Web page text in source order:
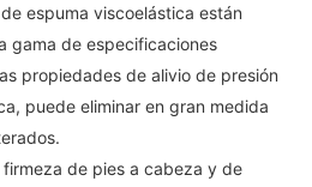
espuma viscoelástica están
gama de especificaciones
propiedades de alivio de presión
puede eliminar en gran medida
de pies a cabeza y de